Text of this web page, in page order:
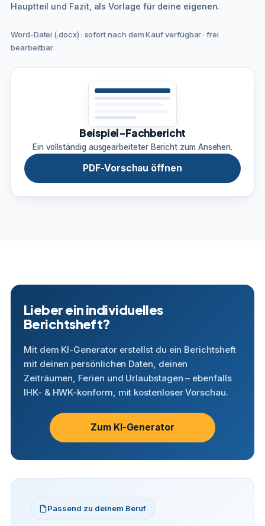
Hauptteil und Fazit, als Vorlage für deine eigenen.
Word-Datei (.docx) · sofort nach dem Kauf verfügbar · frei
bearbeitbar
Beispiel-Fachbericht
Ein vollständig ausgearbeiteter Bericht zum Ansehen.
PDF-Vorschau öffnen
Lieber ein individuelles
Berichtsheft?
Mit dem KI-Generator erstellst du ein Berichtsheft
mit deinen persönlichen Daten, deinen
Zeiträumen, Ferien und Urlaubstagen – ebenfalls
IHK- & HWK-konform, mit kostenloser Vorschau.
Zum KI-Generator
Passend zu deinem Beruf